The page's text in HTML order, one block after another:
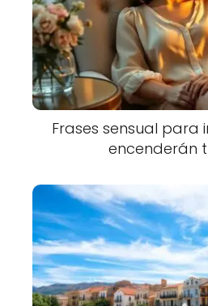
Frases sensual para
encenderán